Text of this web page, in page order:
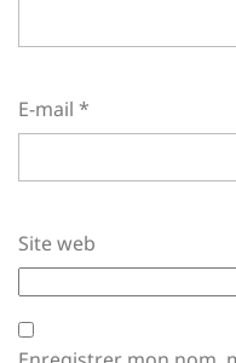
E-mail *
Site web